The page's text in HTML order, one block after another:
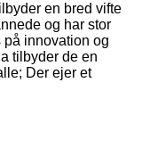
en bred vifte
og har stor
på innovation og
tilbyder de en
Der ejer et